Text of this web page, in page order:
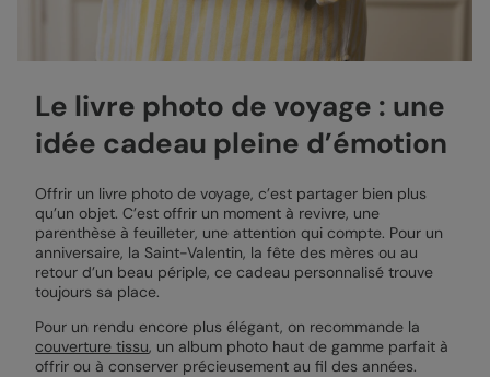
Le livre photo de voyage : une
idée cadeau pleine d’émotion
Offrir un livre photo de voyage, c’est partager bien plus
qu’un objet. C’est offrir un moment à revivre, une
parenthèse à feuilleter, une attention qui compte. Pour un
anniversaire, la Saint-Valentin, la fête des mères ou au
retour d’un beau périple, ce cadeau personnalisé trouve
toujours sa place.
Pour un rendu encore plus élégant, on recommande la
couverture tissu, un album photo haut de gamme parfait à
offrir ou à conserver précieusement au fil des années.